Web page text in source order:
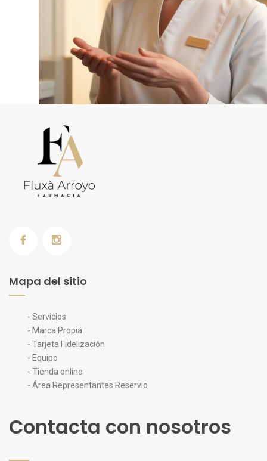
Mapa del sitio
- Servicios
- Marca Propia
- Tarjeta Fidelización
- Equipo
- Tienda online
- Área Representantes Reservio
Contacta con nosotros